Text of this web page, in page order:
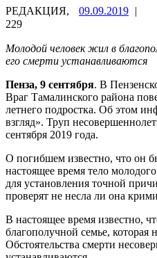
РЕДАКЦИЯ, 09.09.2019 |
229
Молодой человек жил в
его смерти устанавливаются
Пенза, 9 сентября. В
Враг Тамалинского района
летнего подростка. Об этом
взгляд». Труп
сентября 2019 года.
О погибшем известно, что он
настоящее время тело
для установления точной
проверят не несла ли она
В настоящее время известно,
благополучной семье, которая
Обстоятельства смерти